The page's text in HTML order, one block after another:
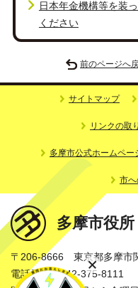
日本年金機構等を装
ください
前のページへ
サイトマップ
リンクの取
多摩市公式ホームペー
市
多摩市役所
〒206-8666 東京都多摩市
電話番号：042-375-8111